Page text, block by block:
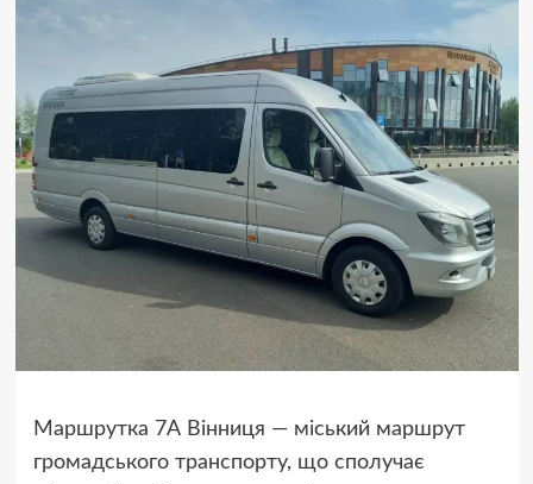
Маршрутка 7А Вінниця — міський маршрут
громадського транспорту, що сполучає